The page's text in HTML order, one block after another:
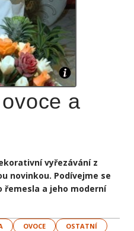
a
vyřezávání z
novinkou. Podívejme se
řemesla a jeho moderní
OVOCE
OSTATNÍ